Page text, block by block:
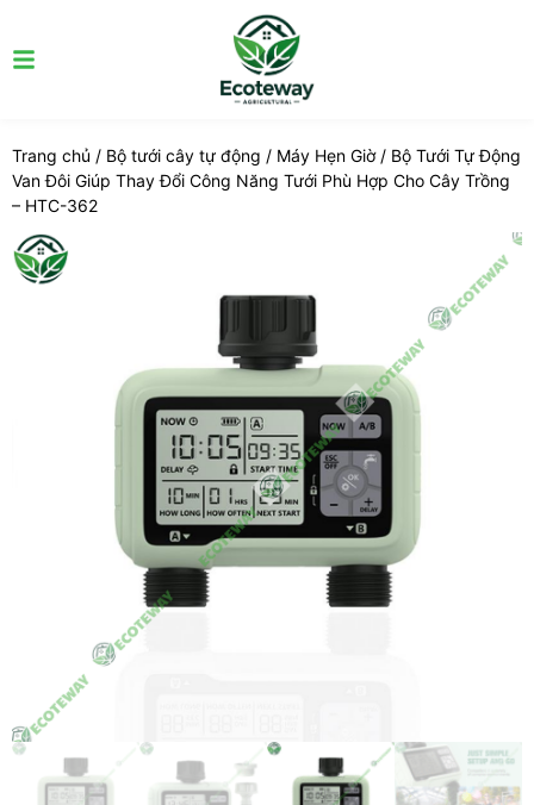
Trang chủ / Bộ tưới cây tự động / Máy Hẹn Giờ/ Bộ Tưới Tự Động
Van Đôi Giúp Thay Đổi Công Năng Tưới Phù Hợp Cho Cây Trồng
– HTC-362